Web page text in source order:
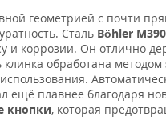
геометрией с почти
Сталь Böhler M390
коррозии. Он отлично
клинка обработана методом
ещё плавнее благодаря
кнопки, которая